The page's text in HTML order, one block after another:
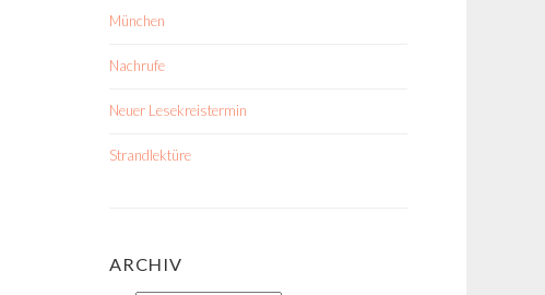
München
Nachrufe
Neuer Lesekreistermin
Strandlektüre
ARCHIV